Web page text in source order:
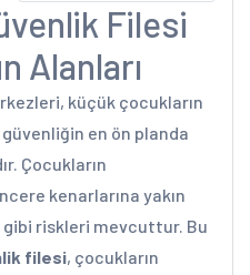
Filesi
Alanları
küçük çocukların
en ön planda
Çocukların
kenarlarına yakın
riskleri mevcuttur. Bu
filesi, çocukların